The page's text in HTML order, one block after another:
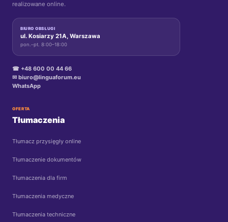
realizowane online.
BIURO OBSŁUGI
ul. Kosiarzy 21A, Warszawa
pon.–pt. 8:00–18:00
☎ +48 600 00 44 66
✉ biuro@linguaforum.eu
WhatsApp
OFERTA
Tłumaczenia
Tłumacz przysięgły online
Tłumaczenie dokumentów
Tłumaczenia dla firm
Tłumaczenia medyczne
Tłumaczenia techniczne